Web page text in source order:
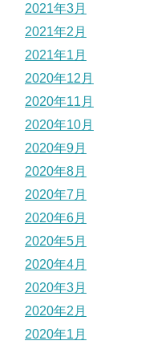
2021年3月
2021年2月
2021年1月
2020年12月
2020年11月
2020年10月
2020年9月
2020年8月
2020年7月
2020年6月
2020年5月
2020年4月
2020年3月
2020年2月
2020年1月